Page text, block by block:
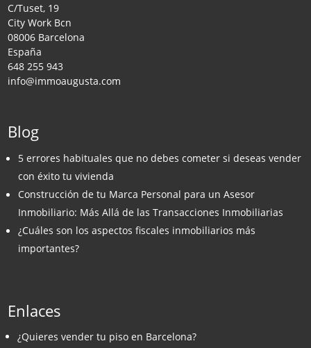
C/Tuset, 19
City Work Bcn
08006 Barcelona
España
648 255 943
info@immoaugusta.com
Blog
5 errores habituales que no debes cometer si deseas vender
con éxito tu vivienda
Construcción de tu Marca Personal para un Asesor
Inmobiliario: Más Allá de las Transacciones Inmobiliarias
¿Cuáles son los aspectos fiscales inmobiliarios más
importantes?
Enlaces
¿Quieres vender tu piso en Barcelona?